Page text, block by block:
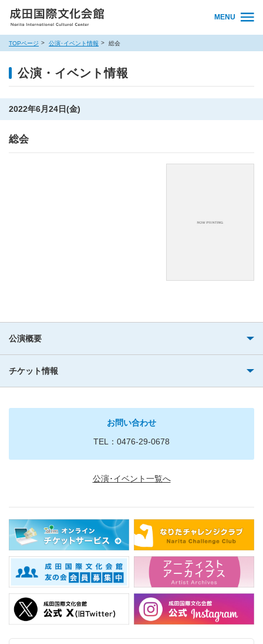
MENU
TOPページ 公演･イベント情報 総会
公演・イベント情報
2022年6月24日(金)
総会
公演概要
チケット情報
お問い合わせ
TEL：0476-29-0678
公演･イベント一覧へ